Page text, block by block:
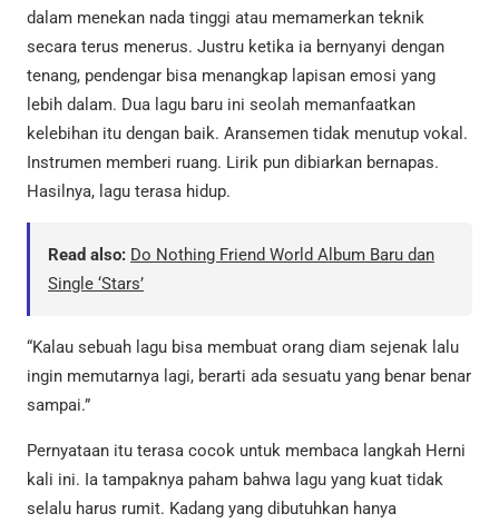
dalam menekan nada tinggi atau memamerkan teknik
secara terus menerus. Justru ketika ia bernyanyi dengan
tenang, pendengar bisa menangkap lapisan emosi yang
lebih dalam. Dua lagu baru ini seolah memanfaatkan
kelebihan itu dengan baik. Aransemen tidak menutup vokal.
Instrumen memberi ruang. Lirik pun dibiarkan bernapas.
Hasilnya, lagu terasa hidup.
Read also: Do Nothing Friend World Album Baru dan
Single ‘Stars’
“Kalau sebuah lagu bisa membuat orang diam sejenak lalu
ingin memutarnya lagi, berarti ada sesuatu yang benar benar
sampai.”
Pernyataan itu terasa cocok untuk membaca langkah Herni
kali ini. Ia tampaknya paham bahwa lagu yang kuat tidak
selalu harus rumit. Kadang yang dibutuhkan hanya